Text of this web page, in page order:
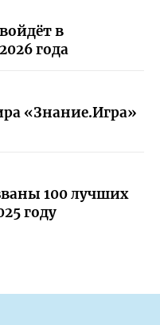
в
года
«Знание.Игра»
100 лучших
году